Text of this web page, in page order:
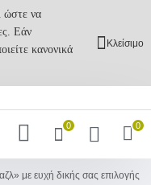
ώστε να
Εάν
κανονικά
Κλείσιμο
0 0
με ευχή δικής σας επιλογής